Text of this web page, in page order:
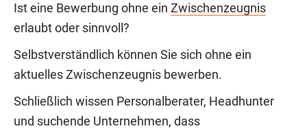
Ist eine Bewerbung ohne ein Zwischenzeugnis
erlaubt oder sinnvoll?
Selbstverständlich können Sie sich ohne ein
aktuelles Zwischenzeugnis bewerben.
Schließlich wissen Personalberater, Headhunter
und suchende Unternehmen, dass